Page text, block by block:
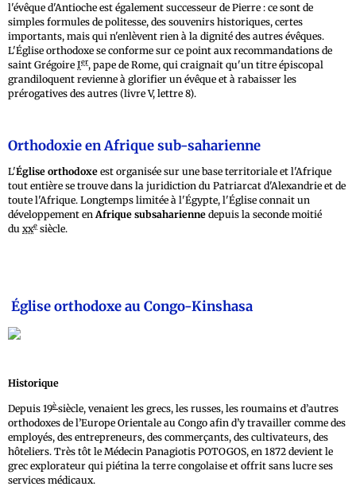
l'évêque d'Antioche est également successeur de Pierre : ce sont de
simples formules de politesse, des souvenirs historiques, certes
importants, mais qui n'enlèvent rien à la dignité des autres évêques.
L'Église orthodoxe se conforme sur ce point aux recommandations de
saint Grégoire Ier, pape de Rome, qui craignait qu'un titre épiscopal
grandiloquent revienne à glorifier un évêque et à rabaisser les
prérogatives des autres (livre V, lettre 8).
Orthodoxie en Afrique sub-saharienne
L'Église orthodoxe est organisée sur une base territoriale et l'Afrique
tout entière se trouve dans la juridiction du Patriarcat d'Alexandrie et de
toute l'Afrique. Longtemps limitée à l'Égypte, l'Église connait un
développement en Afrique subsaharienne depuis la seconde moitié
du xxe siècle.
Église orthodoxe au Congo-Kinshasa
Historique
Depuis 19èsiècle, venaient les grecs, les russes, les roumains et d’autres
orthodoxes de l’Europe Orientale au Congo afin d’y travailler comme des
employés, des entrepreneurs, des commerçants, des cultivateurs, des
hôteliers. Très tôt le Médecin Panagiotis POTOGOS, en 1872 devient le
grec explorateur qui piétina la terre congolaise et offrit sans lucre ses
services médicaux.